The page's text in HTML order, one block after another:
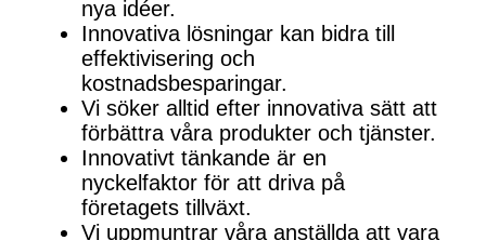
nya idéer.
Innovativa lösningar kan bidra till
effektivisering och
kostnadsbesparingar.
Vi söker alltid efter innovativa sätt att
förbättra våra produkter och tjänster.
Innovativt tänkande är en
nyckelfaktor för att driva på
företagets tillväxt.
Vi uppmuntrar våra anställda att vara